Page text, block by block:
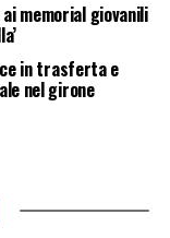
memorial giovanili
in trasferta e
nel girone